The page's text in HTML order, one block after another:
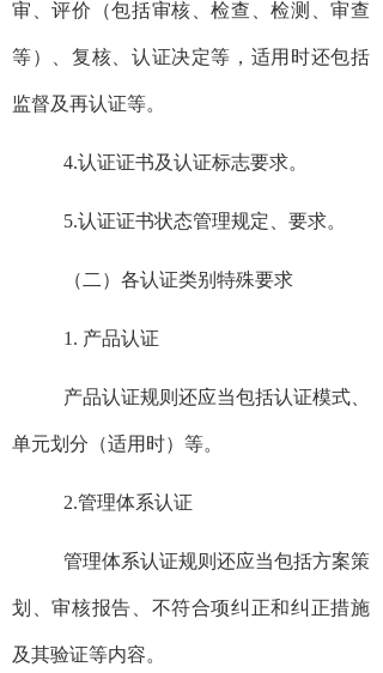
审、评价（包括审核、检查、检测、审查
等）、复核、认证决定等，适用时还包括
监督及再认证等。
4.认证证书及认证标志要求。
5.认证证书状态管理规定、要求。
（二）各认证类别特殊要求
1. 产品认证
产品认证规则还应当包括认证模式、
单元划分（适用时）等。
2.管理体系认证
管理体系认证规则还应当包括方案策
划、审核报告、不符合项纠正和纠正措施
及其验证等内容。